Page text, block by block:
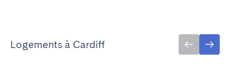
Logements à Cardiff